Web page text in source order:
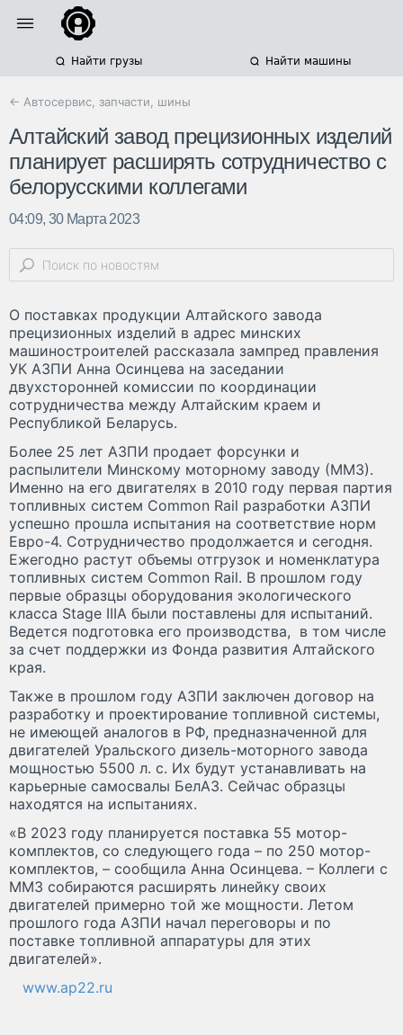
Найти грузы Найти машины
← Автосервис, запчасти, шины
Алтайский завод прецизионных изделий
планирует расширять сотрудничество с
белорусскими коллегами
04:09, 30 Марта 2023
О поставках продукции Алтайского завода
прецизионных изделий в адрес минских
машиностроителей рассказала зампред правления
УК АЗПИ Анна Осинцева на заседании
двухсторонней комиссии по координации
сотрудничества между Алтайским краем и
Республикой Беларусь.
Более 25 лет АЗПИ продает форсунки и
распылители Минскому моторному заводу (ММЗ).
Именно на его двигателях в 2010 году первая партия
топливных систем Common Rail разработки АЗПИ
успешно прошла испытания на соответствие норм
Евро-4. Сотрудничество продолжается и сегодня.
Ежегодно растут объемы отгрузок и номенклатура
топливных систем Common Rail. В прошлом году
первые образцы оборудования экологического
класса Stage IIIA были поставлены для испытаний.
Ведется подготовка его производства, в том числе
за счет поддержки из Фонда развития Алтайского
края.
Также в прошлом году АЗПИ заключен договор на
разработку и проектирование топливной системы,
не имеющей аналогов в РФ, предназначенной для
двигателей Уральского дизель-моторного завода
мощностью 5500 л. с. Их будут устанавливать на
карьерные самосвалы БелАЗ. Сейчас образцы
находятся на испытаниях.
«В 2023 году планируется поставка 55 мотор-
комплектов, со следующего года – по 250 мотор-
комплектов, – сообщила Анна Осинцева. – Коллеги с
ММЗ собираются расширять линейку своих
двигателей примерно той же мощности. Летом
прошлого года АЗПИ начал переговоры и по
поставке топливной аппаратуры для этих
двигателей».
www.ap22.ru